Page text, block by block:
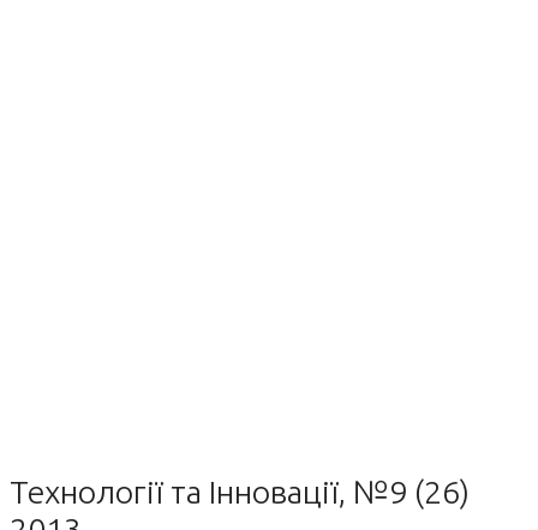
Технології та Інновації, №9 (26)